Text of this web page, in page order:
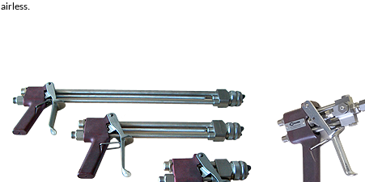
airless.